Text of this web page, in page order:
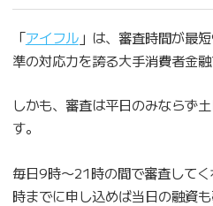
「アイフル」は、審査時間が最
準の対応力を誇る大手消費者金融
しかも、審査は平日のみならず
す。
毎日9時〜21時の間で審査して
時までに申し込めば当日の融資も